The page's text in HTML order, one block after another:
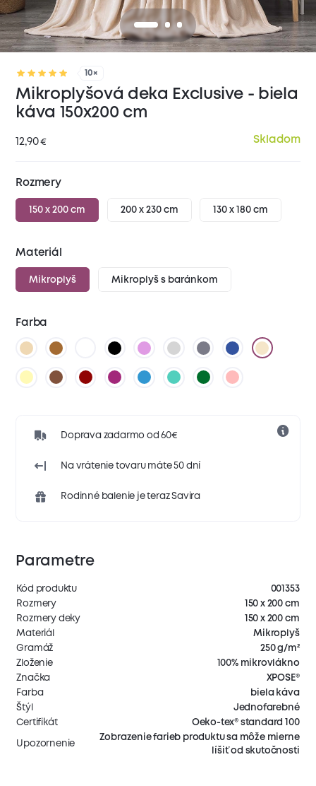
10×
Mikroplyšová deka Exclusive - biela
káva 150x200 cm
12,90€ Skladom
Rozmery
150 x 200 cm 200 x 230 cm 130 x 180 cm
Materiál
Mikroplyš Mikroplyš s baránkom
Farba
Doprava zadarmo od 60€
Na vrátenie tovaru máte 50 dní
Rodinné balenie je teraz Savira
Parametre
Kód produktu
001353
Rozmery
150 x 200 cm
Rozmery deky
150 x 200 cm
Materiál
Mikroplyš
Gramáž
250 g/m²
Zloženie
100% mikrovlákno
Značka
XPOSE®
Farba
biela káva
Štýl
Jednofarebné
Certifikát
Oeko-tex® standard 100
Upozornenie
Zobrazenie farieb produktu sa môže mierne
líšiť od skutočnosti